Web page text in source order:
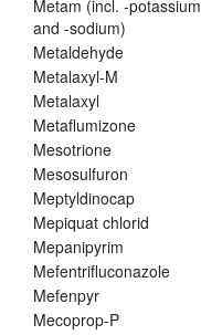
Metam (incl. -potassium
and -sodium)
Metaldehyde
Metalaxyl-M
Metalaxyl
Metaflumizone
Mesotrione
Mesosulfuron
Meptyldinocap
Mepiquat chlorid
Mepanipyrim
Mefentrifluconazole
Mefenpyr
Mecoprop-P